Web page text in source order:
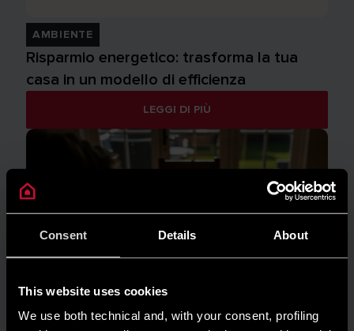
Consent Details About
This website uses cookies
We use both technical and, with your consent, profiling
AMBIENTE
Risparmio energetico: trasforma la tua
casa in un modello di efficienza
LEGGI DI PIÙ